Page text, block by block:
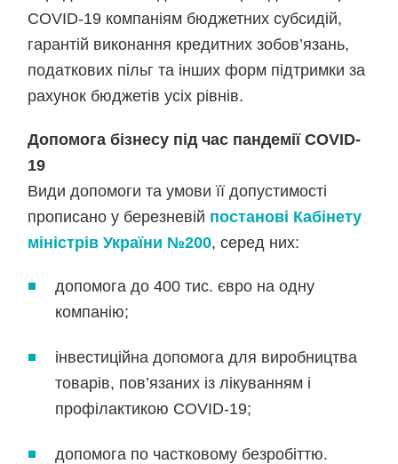
COVID-19 компаніям бюджетних субсидій,
гарантій виконання кредитних зобов’язань,
податкових пільг та інших форм підтримки за
рахунок бюджетів усіх рівнів.
Допомога бізнесу під час пандемії COVID-
19
Види допомоги та умови її допустимості
прописано у березневій постанові Кабінету
міністрів України №200, серед них:
допомога до 400 тис. євро на одну
компанію;
інвестиційна допомога для виробництва
товарів, пов’язаних із лікуванням і
профілактикою COVID-19;
допомога по частковому безробіттю.